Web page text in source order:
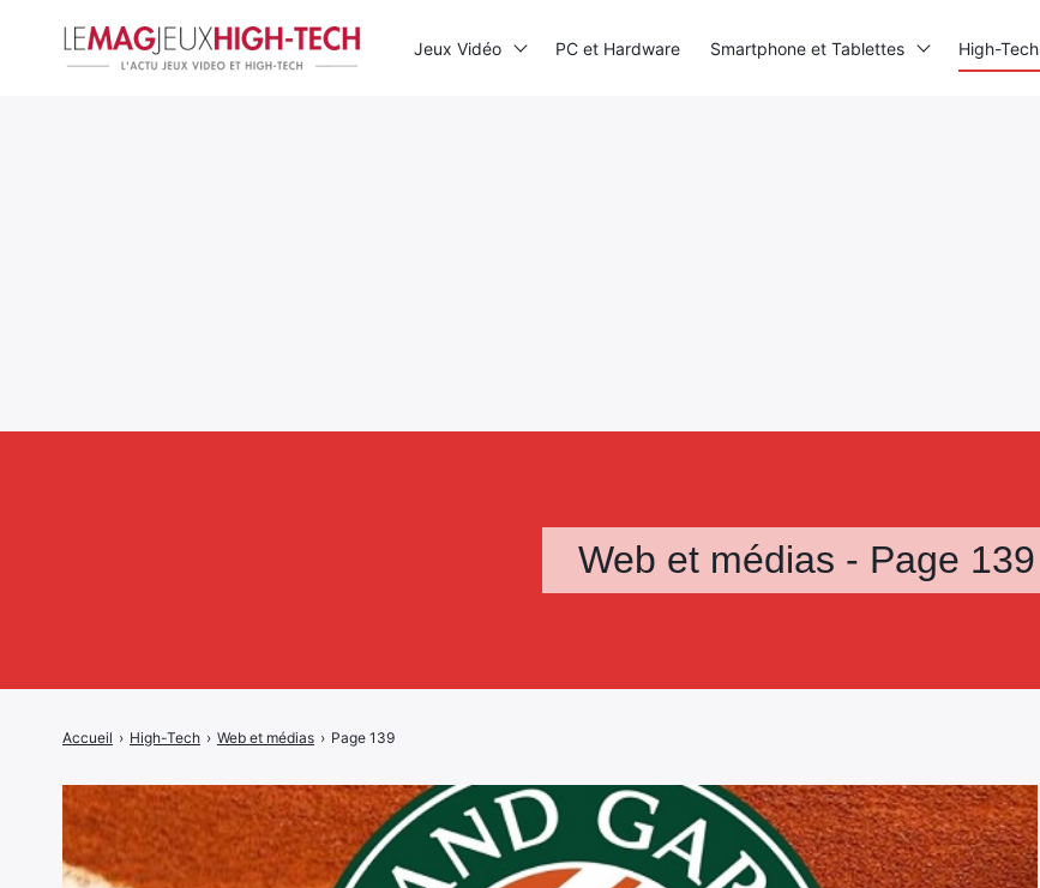
Web et médias - Page 139
Accueil › High-Tech › Web et médias › Page 139
Jeux Vidéo PC et Hardware Smartphone et Tablettes High-Tech